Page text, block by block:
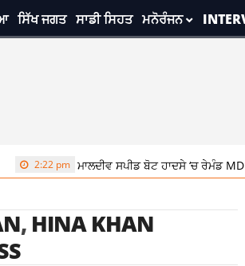
ਸਿੱਖ ਜਗਤ ਸਾਡੀ ਸਿਹਤ ਮਨੋਰੰਜਨ
2:22 pm ਮਾਲਦੀਵ ਸਪੀਡ ਬੋਟ ਹਾਦਸੇ ‘ਚ ਰੇਮੰਡ MD
, HINA KHAN